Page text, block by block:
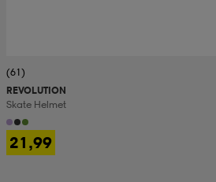
(61)
REVOLUTION
Skate Helmet
21,99